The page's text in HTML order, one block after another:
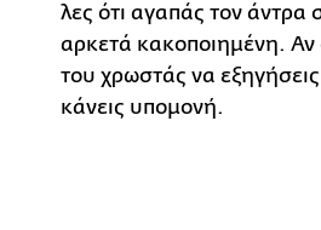
λες ότι αγαπάς τον άντρα
αρκετά κακοποιημένη. Αν
του χρωστάς να
κάνεις υπομονή.